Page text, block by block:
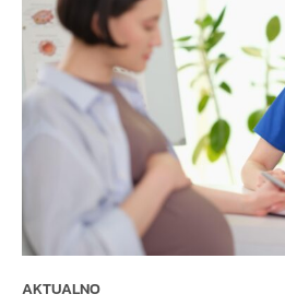
AKTUALNO